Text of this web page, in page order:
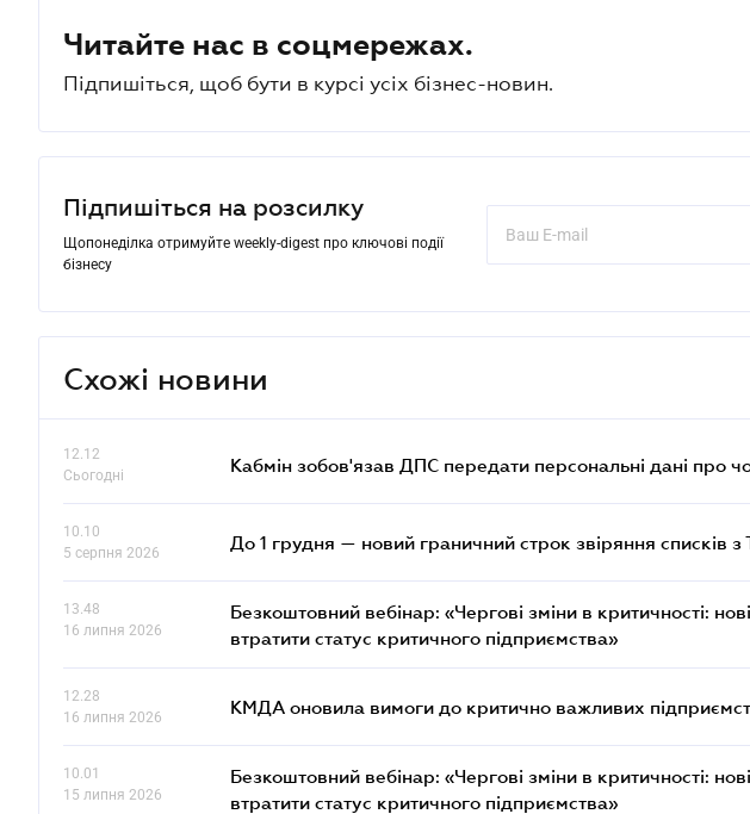
Читайте нас в соцмережах.
Підпишіться, щоб бути в курсі усіх бізнес-новин.
Підпишіться на розсилку
Щопонеділка отримуйте weekly-digest про ключові події
бізнесу
Схожі новини
12.12
Сьогодні
Кабмін зобов'язав ДПС передати персональні дані про
10.10
5 серпня 2026
До 1 грудня — новий граничний строк звіряння списків з
13.48
16 липня 2026
Безкоштовний вебінар: «Чергові зміни в критичності:
втратити статус критичного підприємства»
12.28
16 липня 2026
КМДА оновила вимоги до критично важливих
10.01
15 липня 2026
Безкоштовний вебінар: «Чергові зміни в критичності:
втратити статус критичного підприємства»